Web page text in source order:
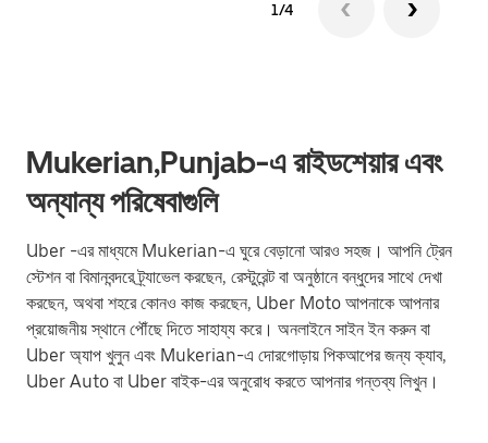
1/4
Mukerian,Punjab-এ রাইডশেয়ার এবং
অন্যান্য পরিষেবাগুলি
Uber -এর মাধ্যমে Mukerian-এ ঘুরে বেড়ানো আরও সহজ। আপনি ট্রেন
স্টেশন বা বিমানবন্দরে ট্র্যাভেল করছেন, রেস্টুরেন্ট বা অনুষ্ঠানে বন্ধুদের সাথে দেখা
করছেন, অথবা শহরে কোনও কাজ করছেন, Uber Moto আপনাকে আপনার
প্রয়োজনীয় স্থানে পৌঁছে দিতে সাহায্য করে। অনলাইনে সাইন ইন করুন বা
Uber অ্যাপ খুলুন এবং Mukerian-এ দোরগোড়ায় পিকআপের জন্য ক্যাব,
Uber Auto বা Uber বাইক-এর অনুরোধ করতে আপনার গন্তব্য লিখুন।